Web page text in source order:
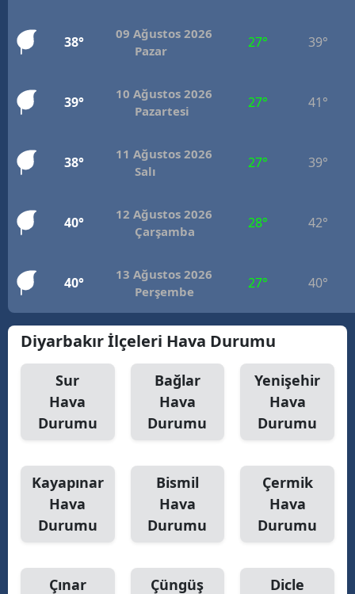
38°
09 Ağustos 2026
Pazar
27° 39°
39°
10 Ağustos 2026
Pazartesi
27° 41°
38°
11 Ağustos 2026
Salı
27° 39°
40°
12 Ağustos 2026
Çarşamba
28° 42°
40°
13 Ağustos 2026
Perşembe
27° 40°
Diyarbakır İlçeleri Hava Durumu
Sur
Hava
Durumu
Bağlar
Hava
Durumu
Yenişehir
Hava
Durumu
Kayapınar
Hava
Durumu
Bismil
Hava
Durumu
Çermik
Hava
Durumu
Çınar
Çüngüş
Dicle